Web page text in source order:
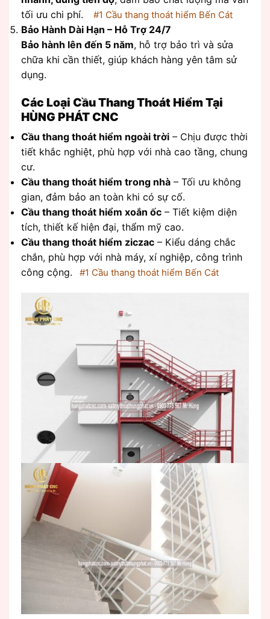
tối ưu chi phí.
#1 Cầu thang thoát hiểm Bến Cát
Bảo Hành Dài Hạn – Hỗ Trợ 24/7
Bảo hành lên đến 5 năm, hỗ trợ bảo trì và sửa
chữa khi cần thiết, giúp khách hàng yên tâm sử
dụng.
Các Loại Cầu Thang Thoát Hiểm Tại
HÙNG PHÁT CNC
Cầu thang thoát hiểm ngoài trời – Chịu được thời
tiết khắc nghiệt, phù hợp với nhà cao tầng, chung
cư.
Cầu thang thoát hiểm trong nhà – Tối ưu không
gian, đảm bảo an toàn khi có sự cố.
Cầu thang thoát hiểm xoắn ốc – Tiết kiệm diện
tích, thiết kế hiện đại, thẩm mỹ cao.
Cầu thang thoát hiểm ziczac – Kiểu dáng chắc
chắn, phù hợp với nhà máy, xí nghiệp, công trình
công cộng.
#1 Cầu thang thoát hiểm Bến Cát